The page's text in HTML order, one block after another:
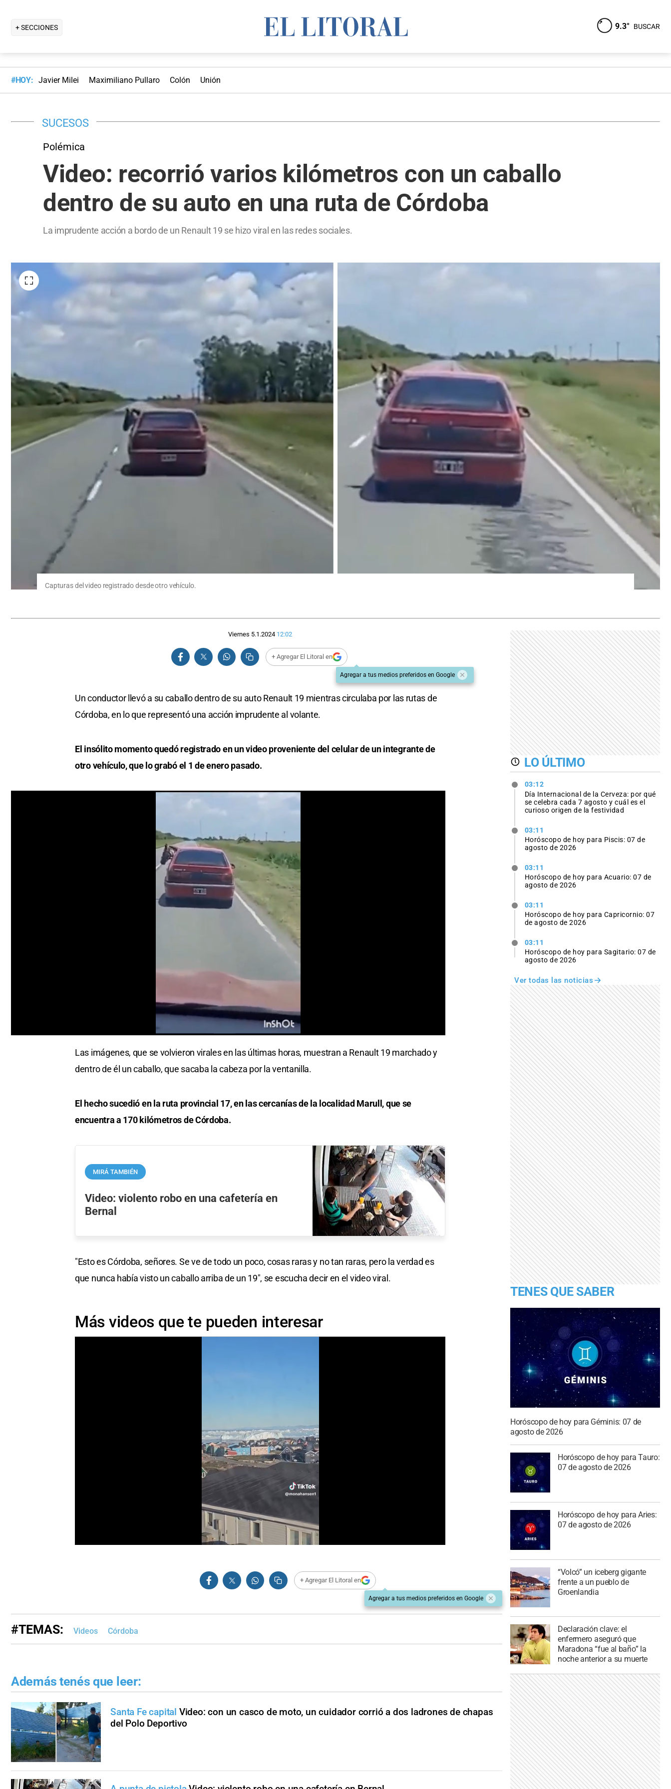
+ SECCIONES 9.3° BUSCAR
#HOY: Javier Milei Maximiliano Pullaro Colón Unión
SUCESOS
Polémica
Video: recorrió varios kilómetros con un caballo
dentro de su auto en una ruta de Córdoba
La imprudente acción a bordo de un Renault 19 se hizo viral en las redes sociales.
Capturas del video registrado desde otro vehículo.
Viernes 5.1.2024 12:02
+ Agregar El Litoral en
Agregar a tus medios preferidos en Google
Un conductor llevó a su caballo dentro de su auto Renault 19 mientras circulaba por las rutas de
Córdoba, en lo que representó una acción imprudente al volante.
El insólito momento quedó registrado en un video proveniente del celular de un integrante de
otro vehículo, que lo grabó el 1 de enero pasado.
Las imágenes, que se volvieron virales en las últimas horas, muestran a Renault 19 marchado y
dentro de él un caballo, que sacaba la cabeza por la ventanilla.
El hecho sucedió en la ruta provincial 17, en las cercanías de la localidad Marull, que se
encuentra a 170 kilómetros de Córdoba.
MIRÁ TAMBIÉN
Video: violento robo en una cafetería en
Bernal
"Esto es Córdoba, señores. Se ve de todo un poco, cosas raras y no tan raras, pero la verdad es
que nunca había visto un caballo arriba de un 19", se escucha decir en el video viral.
Más videos que te pueden interesar
+ Agregar El Litoral en
Agregar a tus medios preferidos en Google
#TEMAS: Videos Córdoba
Además tenés que leer:
Santa Fe capital Video: con un casco de moto, un cuidador corrió a dos ladrones de chapas
del Polo Deportivo
LO ÚLTIMO
03:12
Día Internacional de la Cerveza: por qué
se celebra cada 7 agosto y cuál es el
curioso origen de la festividad
03:11
Horóscopo de hoy para Piscis: 07 de
agosto de 2026
03:11
Horóscopo de hoy para Acuario: 07 de
agosto de 2026
03:11
Horóscopo de hoy para Capricornio: 07
de agosto de 2026
03:11
Horóscopo de hoy para Sagitario: 07 de
agosto de 2026
Ver todas las noticias
TENES QUE SABER
Horóscopo de hoy para Géminis: 07 de
agosto de 2026
Horóscopo de hoy para Tauro:
07 de agosto de 2026
Horóscopo de hoy para Aries:
07 de agosto de 2026
“Volcó” un iceberg gigante
frente a un pueblo de
Groenlandia
Declaración clave: el
enfermero aseguró que
Maradona “fue al baño” la
noche anterior a su muerte